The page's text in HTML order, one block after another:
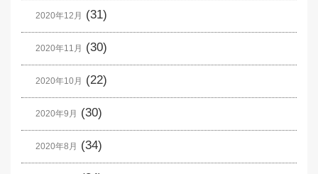
2020年12月 (31)
2020年11月 (30)
2020年10月 (22)
2020年9月 (30)
2020年8月 (34)